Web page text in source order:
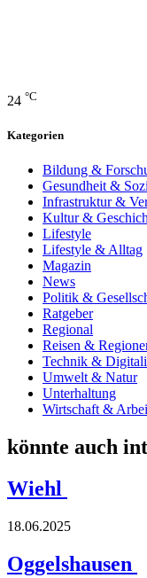
24 °C
Kategorien
Bildung &
Gesundheit &
Infrastruktur &
Kultur &
Lifestyle
Lifestyle & Alltag
Magazin
News
Politik &
Ratgeber
Regional
Reisen &
Technik &
Umwelt & Natur
Unterhaltung
Wirtschaft &
könnte auch
Wiehl
18.06.2025
Oggelshausen